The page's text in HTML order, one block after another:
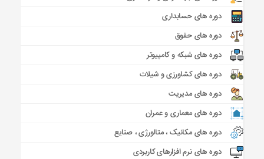
دوره های حسابداری
دوره های حقوق
دوره های شبکه و کامپیوتر
دوره های کشاورزی و شیلات
دوره های مدیریت
دوره های معماری و عمران
دوره های مکانیک ، متالورژی ، صنایع
دوره های نرم افزارهای کاربردی